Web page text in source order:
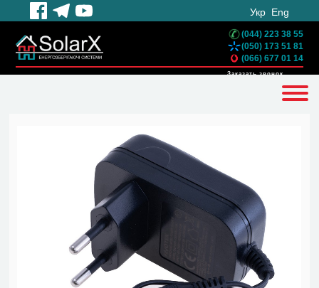
Укр Eng
(044) 223 38 55
(050) 173 51 81
(066) 677 01 14
Заказать звонок